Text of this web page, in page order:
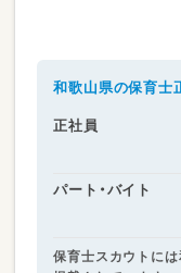
和歌山県の保育士
正社員
パート・バイト
保育士スカウトに